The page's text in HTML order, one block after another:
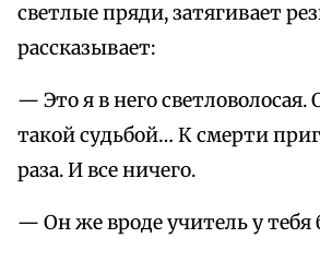
светлые пряди, затягивает
рассказывает:
— Это я в него светловолосая.
такой судьбой… К смерти
раза. И все ничего.
— Он же вроде учитель у тебя